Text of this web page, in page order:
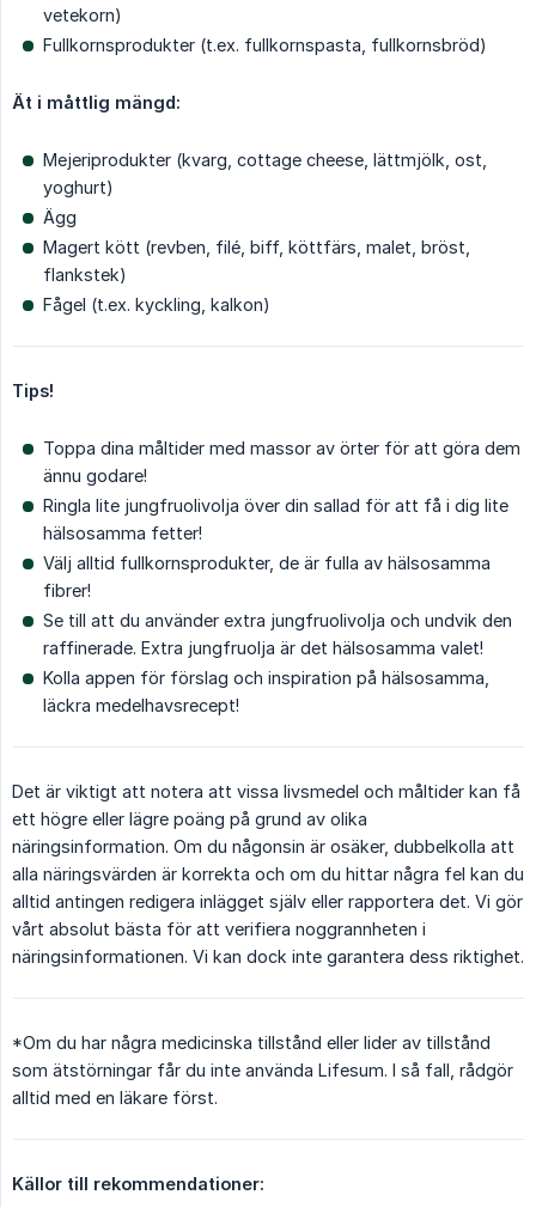
vetekorn)
Fullkornsprodukter (t.ex. fullkornspasta, fullkornsbröd)
Ät i måttlig mängd:
Mejeriprodukter (kvarg, cottage cheese, lättmjölk, ost,
yoghurt)
Ägg
Magert kött (revben, filé, biff, köttfärs, malet, bröst,
flankstek)
Fågel (t.ex. kyckling, kalkon)
Tips!
Toppa dina måltider med massor av örter för att göra dem
ännu godare!
Ringla lite jungfruolivolja över din sallad för att få i dig lite
hälsosamma fetter!
Välj alltid fullkornsprodukter, de är fulla av hälsosamma
fibrer!
Se till att du använder extra jungfruolivolja och undvik den
raffinerade. Extra jungfruolja är det hälsosamma valet!
Kolla appen för förslag och inspiration på hälsosamma,
läckra medelhavsrecept!
Det är viktigt att notera att vissa livsmedel och måltider kan få
ett högre eller lägre poäng på grund av olika
näringsinformation. Om du någonsin är osäker, dubbelkolla att
alla näringsvärden är korrekta och om du hittar några fel kan du
alltid antingen redigera inlägget själv eller rapportera det. Vi gör
vårt absolut bästa för att verifiera noggrannheten i
näringsinformationen. Vi kan dock inte garantera dess riktighet.
*Om du har några medicinska tillstånd eller lider av tillstånd
som ätstörningar får du inte använda Lifesum. I så fall, rådgör
alltid med en läkare först.
Källor till rekommendationer: